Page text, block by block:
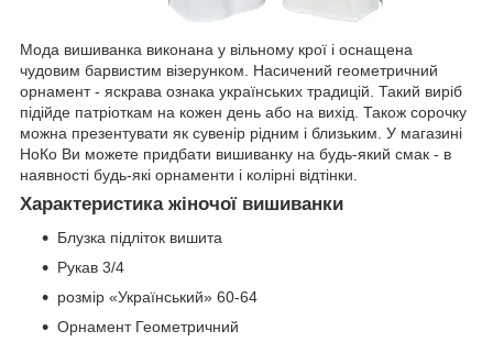
Мода вишиванка виконана у вільному крої і оснащена
чудовим барвистим візерунком. Насичений геометричний
орнамент - яскрава ознака українських традицій. Такий виріб
підійде патріоткам на кожен день або на вихід. Також сорочку
можна презентувати як сувенір рідним і близьким. У магазині
НоКо Ви можете придбати вишиванку на будь-який смак - в
наявності будь-які орнаменти і колірні відтінки.
Характеристика жіночої вишиванки
Блузка підліток вишита
Рукав 3/4
розмір «Український» 60-64
Орнамент Геометричний